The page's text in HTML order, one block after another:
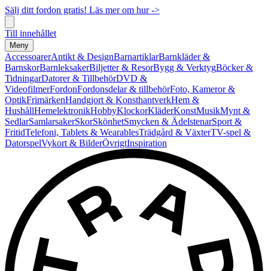
Sälj ditt fordon gratis! Läs mer om hur ->
Till innehållet
Meny
AccessoarerAntikt & DesignBarnartiklarBarnkläder &
BarnskorBarnleksakerBiljetter & ResorBygg & VerktygBöcker &
TidningarDatorer & TillbehörDVD &
VideofilmerFordonFordonsdelar & tillbehörFoto, Kameror &
OptikFrimärkenHandgjort & KonsthantverkHem &
HushållHemelektronikHobbyKlockorKläderKonstMusikMynt &
SedlarSamlarsakerSkorSkönhetSmycken & ÄdelstenarSport &
FritidTelefoni, Tablets & WearablesTrädgård & VäxterTV-spel &
DatorspelVykort & BilderÖvrigtInspiration